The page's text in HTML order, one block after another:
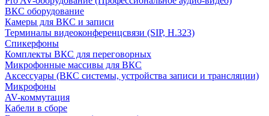
ВКС оборудование
Камеры для ВКС и записи
Терминалы видеоконференцсвязи (SIP, H.323)
Спикерфоны
Комплекты ВКС для переговорных
Микрофонные массивы для ВКС
Аксессуары (ВКС системы, устройства записи и трансляции)
Микрофоны
AV-коммутация
Кабели в сборе